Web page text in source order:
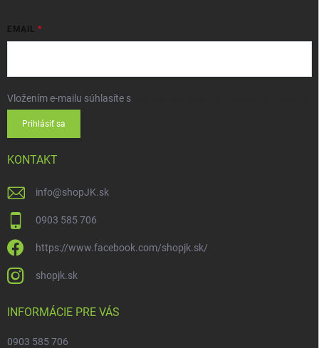
EMAIL
Vložením e-mailu súhlasíte s
Prihlásiť sa
KONTAKT
info@shopJK.sk
0903 585 706
https://www.facebook.com/shopjk.sk/
shopjk.sk
INFORMÁCIE PRE VÁS
0903 585 706